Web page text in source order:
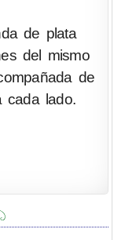
de plata
del mismo
de
cada lado.